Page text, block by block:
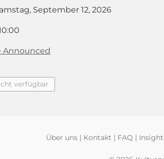
September 12, 2026
Announced
verfügbar
Über uns | Kontakt | FAQ |